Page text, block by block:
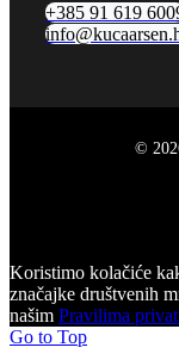
+385 91 619
©
Koristimo kolačiće
značajke društvenih
našim Pravilima
Go to Top